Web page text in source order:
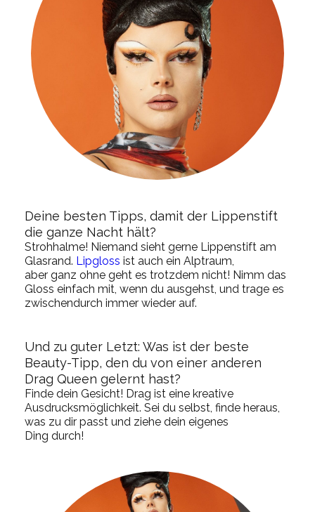
Deine besten Tipps, damit der Lippenstift
die ganze Nacht hält?
Strohhalme! Niemand sieht gerne Lippenstift am
Glasrand. Lipgloss ist auch ein Alptraum,
aber ganz ohne geht es trotzdem nicht! Nimm das
Gloss einfach mit, wenn du ausgehst, und trage es
zwischendurch immer wieder auf.
Und zu guter Letzt: Was ist der beste
Beauty-Tipp, den du von einer anderen
Drag Queen gelernt hast?
Finde dein Gesicht! Drag ist eine kreative
Ausdrucksmöglichkeit. Sei du selbst, finde heraus,
was zu dir passt und ziehe dein eigenes
Ding durch!